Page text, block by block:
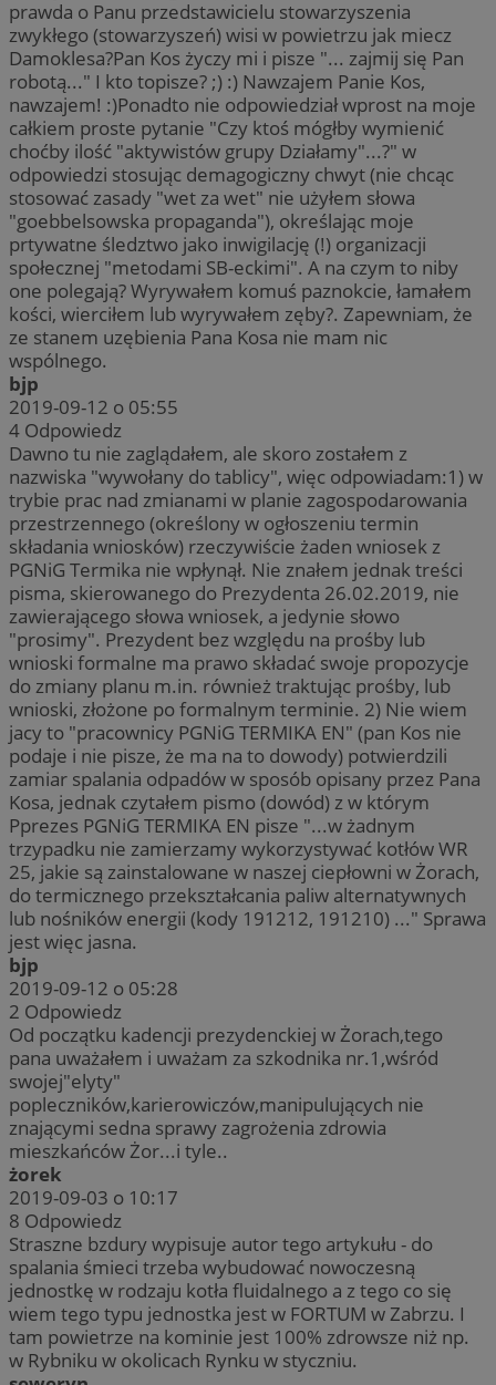
prawda o Panu przedstawicielu stowarzyszenia
zwykłego (stowarzyszeń) wisi w powietrzu jak miecz
Damoklesa?Pan Kos życzy mi i pisze "... zajmij się Pan
robotą..." I kto topisze? ;) :) Nawzajem Panie Kos,
nawzajem! :)Ponadto nie odpowiedział wprost na moje
całkiem proste pytanie "Czy ktoś mógłby wymienić
choćby ilość "aktywistów grupy Działamy"...?" w
odpowiedzi stosując demagogiczny chwyt (nie chcąc
stosować zasady "wet za wet" nie użyłem słowa
"goebbelsowska propaganda"), określając moje
prtywatne śledztwo jako inwigilację (!) organizacji
społecznej "metodami SB-eckimi". A na czym to niby
one polegają? Wyrywałem komuś paznokcie, łamałem
kości, wierciłem lub wyrywałem zęby?. Zapewniam, że
ze stanem uzębienia Pana Kosa nie mam nic
wspólnego.
bjp
2019-09-12 o 05:55
4 Odpowiedz
Dawno tu nie zaglądałem, ale skoro zostałem z
nazwiska "wywołany do tablicy", więc odpowiadam:1) w
trybie prac nad zmianami w planie zagospodarowania
przestrzennego (określony w ogłoszeniu termin
składania wniosków) rzeczywiście żaden wniosek z
PGNiG Termika nie wpłynął. Nie znałem jednak treści
pisma, skierowanego do Prezydenta 26.02.2019, nie
zawierającego słowa wniosek, a jedynie słowo
"prosimy". Prezydent bez względu na prośby lub
wnioski formalne ma prawo składać swoje propozycje
do zmiany planu m.in. również traktując prośby, lub
wnioski, złożone po formalnym terminie. 2) Nie wiem
jacy to "pracownicy PGNiG TERMIKA EN" (pan Kos nie
podaje i nie pisze, że ma na to dowody) potwierdzili
zamiar spalania odpadów w sposób opisany przez Pana
Kosa, jednak czytałem pismo (dowód) z w którym
Pprezes PGNiG TERMIKA EN pisze "...w żadnym
trzypadku nie zamierzamy wykorzystywać kotłów WR
25, jakie są zainstalowane w naszej ciepłowni w Żorach,
do termicznego przekształcania paliw alternatywnych
lub nośników energii (kody 191212, 191210) ..." Sprawa
jest więc jasna.
bjp
2019-09-12 o 05:28
2 Odpowiedz
Od początku kadencji prezydenckiej w Żorach,tego
pana uważałem i uważam za szkodnika nr.1,wśród
swojej"elyty"
popleczników,karierowiczów,manipulujących nie
znającymi sedna sprawy zagrożenia zdrowia
mieszkańców Żor...i tyle..
żorek
2019-09-03 o 10:17
8 Odpowiedz
Straszne bzdury wypisuje autor tego artykułu - do
spalania śmieci trzeba wybudować nowoczesną
jednostkę w rodzaju kotła fluidalnego a z tego co się
wiem tego typu jednostka jest w FORTUM w Zabrzu. I
tam powietrze na kominie jest 100% zdrowsze niż np.
w Rybniku w okolicach Rynku w styczniu.